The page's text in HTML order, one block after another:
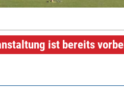
ist bereits